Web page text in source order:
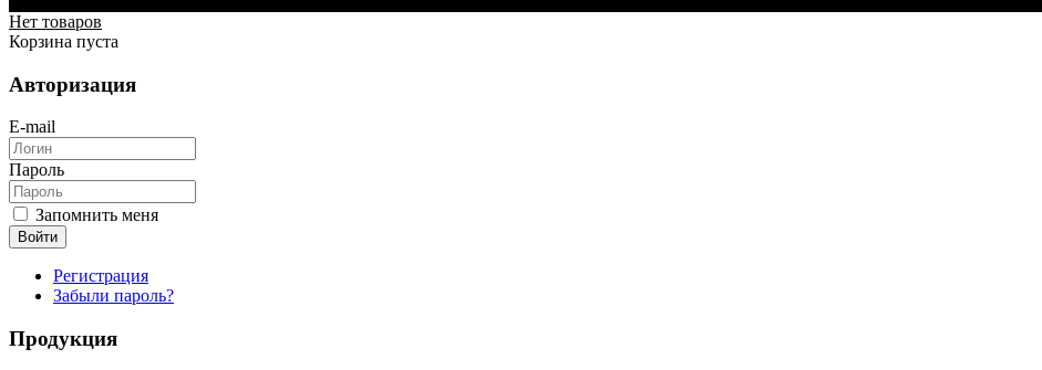
Нет товаров
Корзина пуста
Авторизация
E-mail
Пароль
Запомнить меня
Войти
Регистрация
Забыли пароль?
Продукция